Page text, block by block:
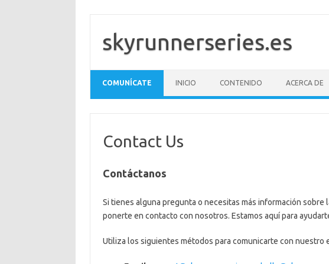
content
skyrunnerseries.es
COMUNÍCATE INICIO CONTENIDO ACERCA DE
Contact Us
Contáctanos
Si tienes alguna pregunta o necesitas más información
ponerte en contacto con nosotros. Estamos aquí para
Utiliza los siguientes métodos para comunicarte con nuestro